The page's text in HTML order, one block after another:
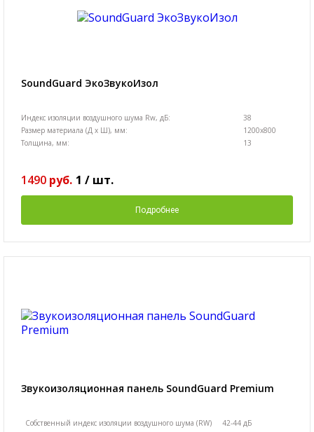
SoundGuard ЭкоЗвукоИзол
Индекс изоляции воздушного шума Rw, дБ:
38
Размер материала (Д х Ш), мм:
1200х800
Толщина, мм:
13
1490 руб. 1 / шт.
Подробнее
Звукоизоляционная панель SoundGuard Premium
Собственный индекс изоляции воздушного шума (RW)
42-44 дБ